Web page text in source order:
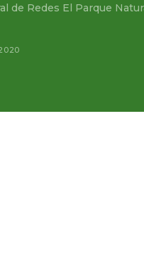
de Redes El Parque